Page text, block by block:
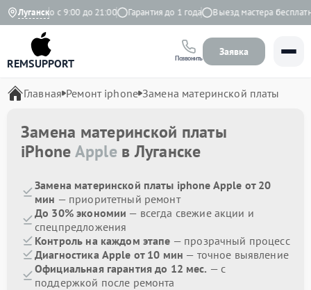
Луганскс 9:00 до 21:00 Гарантия до 1 года Выезд мастера бесплатно
REMSUPPORT Позвонить
Заявка
Главная Ремонт iphone Замена материнской платы
Замена материнской платы
iPhoneAppleв Луганске
Замена материнской платы iphone Apple от 20
мин — приоритетный ремонт
До 30% экономии — всегда свежие акции и
спецпредложения
Контроль на каждом этапе — прозрачный процесс
Диагностика Apple от 10 мин — точное выявление
Официальная гарантия до 12 мес. — с
поддержкой после ремонта